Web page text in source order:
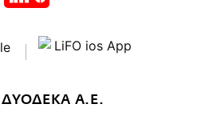
ΔΥΟΔΕΚΑ Α.Ε.